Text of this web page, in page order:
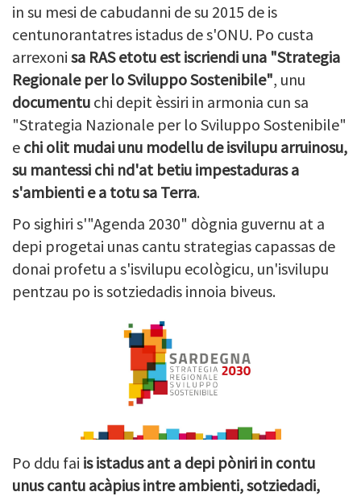
in su mesi de cabudanni de su 2015 de is
centunorantatres istadus de s'ONU. Po custa
arrexoni sa RAS etotu est iscriendi una "Strategia
Regionale per lo Sviluppo Sostenibile", unu
documentu chi depit èssiri in armonia cun sa
"Strategia Nazionale per lo Sviluppo Sostenibile"
e chi olit mudai unu modellu de isvilupu arruinosu,
su mantessi chi nd'at betiu impestaduras a
s'ambienti e a totu sa Terra.
Po sighiri s'"Agenda 2030" dògnia guvernu at a
depi progetai unas cantu strategias capassas de
donai profetu a s'isvilupu ecològicu, un'isvilupu
pentzau po is sotziedadis innoia biveus.
Po ddu fai is istadus ant a depi pòniri in contu
unus cantu acàpius intre ambienti, sotziedadi,